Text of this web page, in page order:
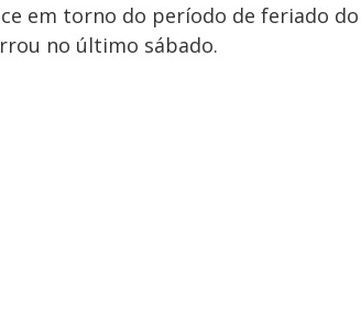
em torno do período de feriado
no último sábado.